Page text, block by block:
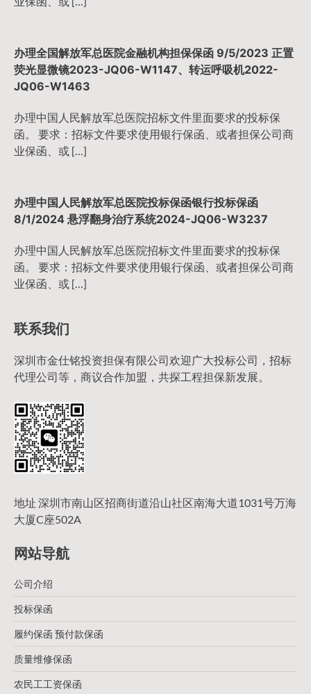
办理全国解放军总医院金融机构担保保函 9/5/2023 正置
荧光显微镜2023-JQ06-W1147、转运呼吸机2022-
JQ06-W1463
办理中国人民解放军总医院招标文件里面要求的投标保
函。 要求：招标文件要求使用银行保函、或者担保公司商
业保函、或 […]
办理中国人民解放军总医院投标保函银行投标保函
8/1/2024 悬浮翻身治疗系统2024-JQ06-W3237
办理中国人民解放军总医院招标文件里面要求的投标保
函。 要求：招标文件要求使用银行保函、或者担保公司商
业保函、或 […]
联系我们
深圳市金仕铭投资担保有限公司欢迎广大投标公司，招标
代理公司等，商议合作加盟，共探工程担保新发展。
地址 深圳市南山区招商街道沿山社区南海大道1031号万海
大厦C座502A
网站导航
公司介绍
投标保函
履约保函 预付款保函
质量维修保函
农民工工资保函